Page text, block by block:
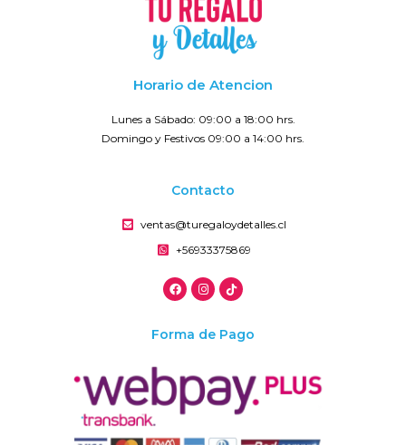
Horario de Atencion
Lunes a Sábado: 09:00 a 18:00 hrs.
Domingo y Festivos 09:00 a 14:00 hrs.
Contacto
ventas@turegaloydetalles.cl
+56933375869
Forma de Pago